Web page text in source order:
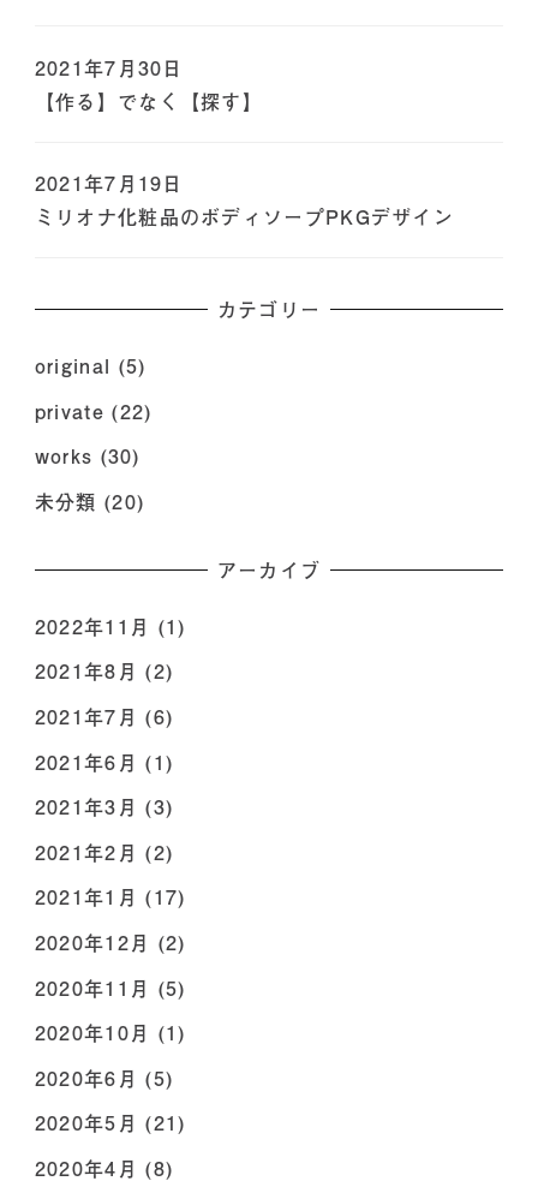
【作る】でなく【探す】
2021年7月30日
ミリオナ化粧品のボディソープPKGデザイン
2021年7月19日
カテゴリー
original (5)
private (22)
works (30)
未分類 (20)
アーカイブ
2022年11月 (1)
2021年8月 (2)
2021年7月 (6)
2021年6月 (1)
2021年3月 (3)
2021年2月 (2)
2021年1月 (17)
2020年12月 (2)
2020年11月 (5)
2020年10月 (1)
2020年6月 (5)
2020年5月 (21)
2020年4月 (8)